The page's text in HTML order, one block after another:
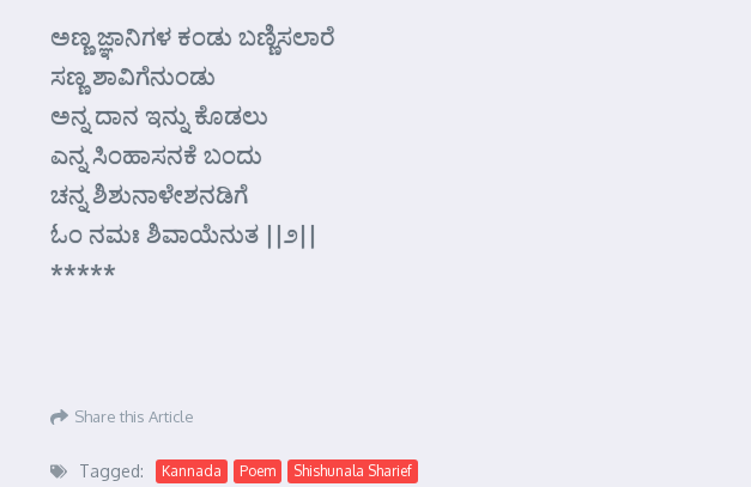
ಅಣ್ಣ ಜ್ಞಾನಿಗಳ ಕಂಡು ಬಣ್ಣಿಸಲಾರೆ
ಸಣ್ಣ ಶಾವಿಗೆನುಂಡು
ಅನ್ನ ದಾನ ಇನ್ನು ಕೊಡಲು
ಎನ್ನ ಸಿಂಹಾಸನಕೆ ಬಂದು
ಚನ್ನ ಶಿಶುನಾಳೇಶನಡಿಗೆ
ಓಂ ನಮಃ ಶಿವಾಯೆನುತ ||೨||
*****
Share this Article
Tagged: Kannada Poem Shishunala Sharief